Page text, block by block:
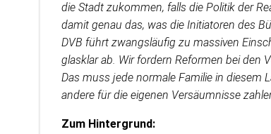
die Stadt zukommen, falls die Politik der
damit genau das, was die Initiatoren des
DVB führt zwangsläufig zu massiven
glasklar ab. Wir fordern Reformen bei den
Das muss jede normale Familie in diesem
andere für die eigenen Versäumnisse
Zum Hintergrund: